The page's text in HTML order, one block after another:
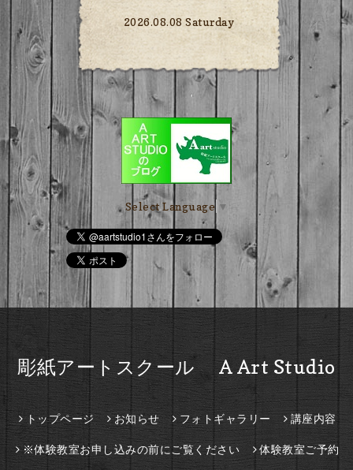
2026.08.08 Saturday
Select Language ▼
彫紙アートスクール A Art Studio
トップページ お知らせ フォトギャラリー 講座内容
※体験教室お申し込みの前にご覧ください 体験教室ご予約